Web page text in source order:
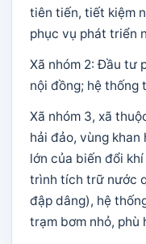
tiên tiến, tiết kiệm
phục vụ phát triển
Xã nhóm 2: Đầu tư
nội đồng; hệ
Xã nhóm 3, xã
hải đảo, vùng
lớn của biến đổi
trình tích trữ nước
đập dâng), hệ
trạm bơm nhỏ, phù